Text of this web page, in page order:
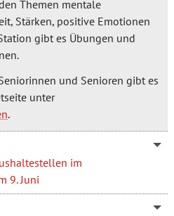
Themen mentale
Stärken, positive Emotionen
gibt es Übungen und
und Senioren gibt es
unter
.
im
9. Juni